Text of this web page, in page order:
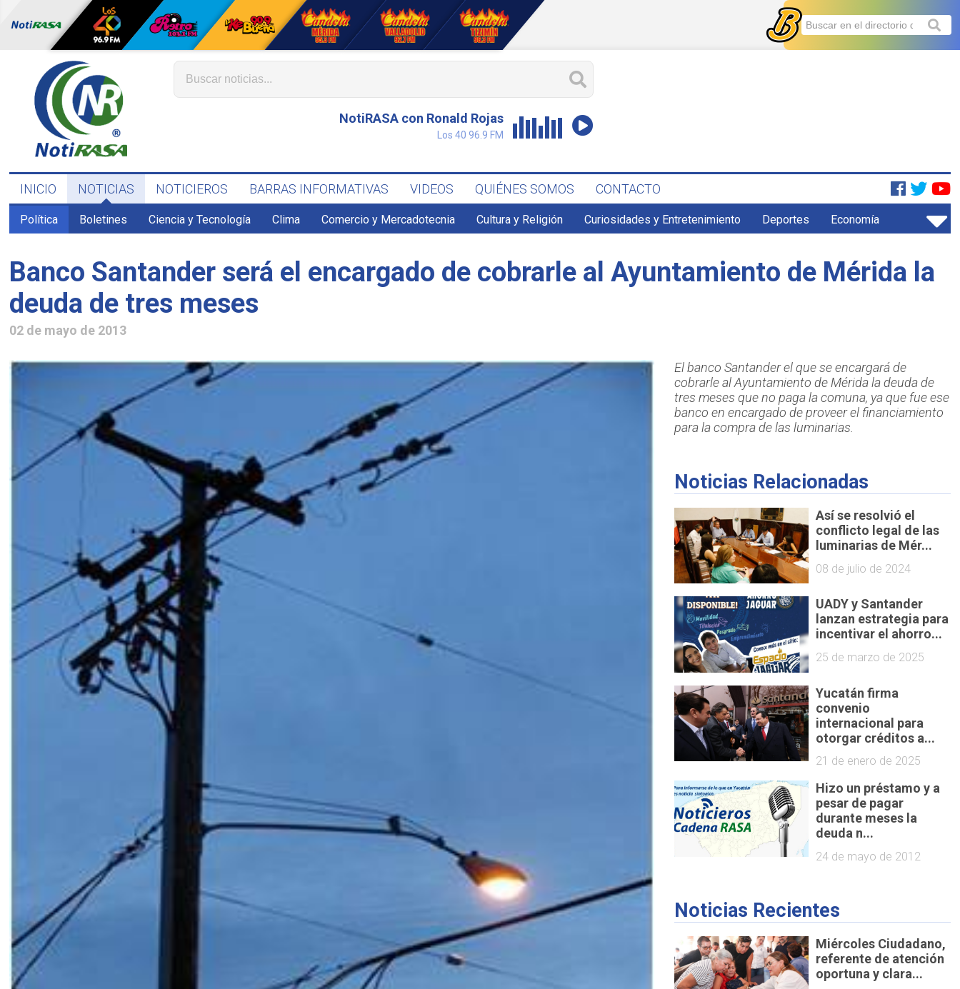
NotiRASA con Ronald Rojas
Los 40 96.9 FM
INICIO NOTICIAS NOTICIEROS BARRAS INFORMATIVAS VIDEOS QUIÉNES SOMOS CONTACTO
Política Boletines Ciencia y Tecnología Clima Comercio y Mercadotecnia Cultura y Religión Curiosidades y Entretenimiento Deportes Economía
Banco Santander será el encargado de cobrarle al Ayuntamiento de Mérida la
deuda de tres meses
02 de mayo de 2013
El banco Santander el que se encargará de
cobrarle al Ayuntamiento de Mérida la deuda de
tres meses que no paga la comuna, ya que fue ese
banco en encargado de proveer el financiamiento
para la compra de las luminarias.
Noticias Relacionadas
Así se resolvió el
conflicto legal de las
luminarias de Mér...
08 de julio de 2024
UADY y Santander
lanzan estrategia para
incentivar el ahorro...
25 de marzo de 2025
Yucatán firma
convenio
internacional para
otorgar créditos a...
21 de enero de 2025
Hizo un préstamo y a
pesar de pagar
durante meses la
deuda n...
24 de mayo de 2012
Noticias Recientes
Miércoles Ciudadano,
referente de atención
oportuna y clara...